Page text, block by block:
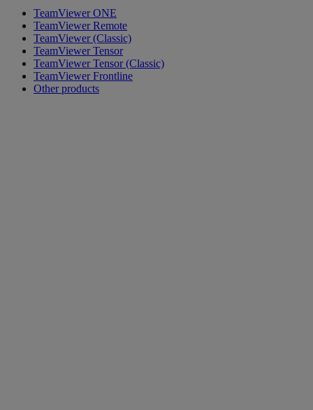
TeamViewer ONE
TeamViewer Remote
TeamViewer (Classic)
TeamViewer Tensor
TeamViewer Tensor (Classic)
TeamViewer Frontline
Other products